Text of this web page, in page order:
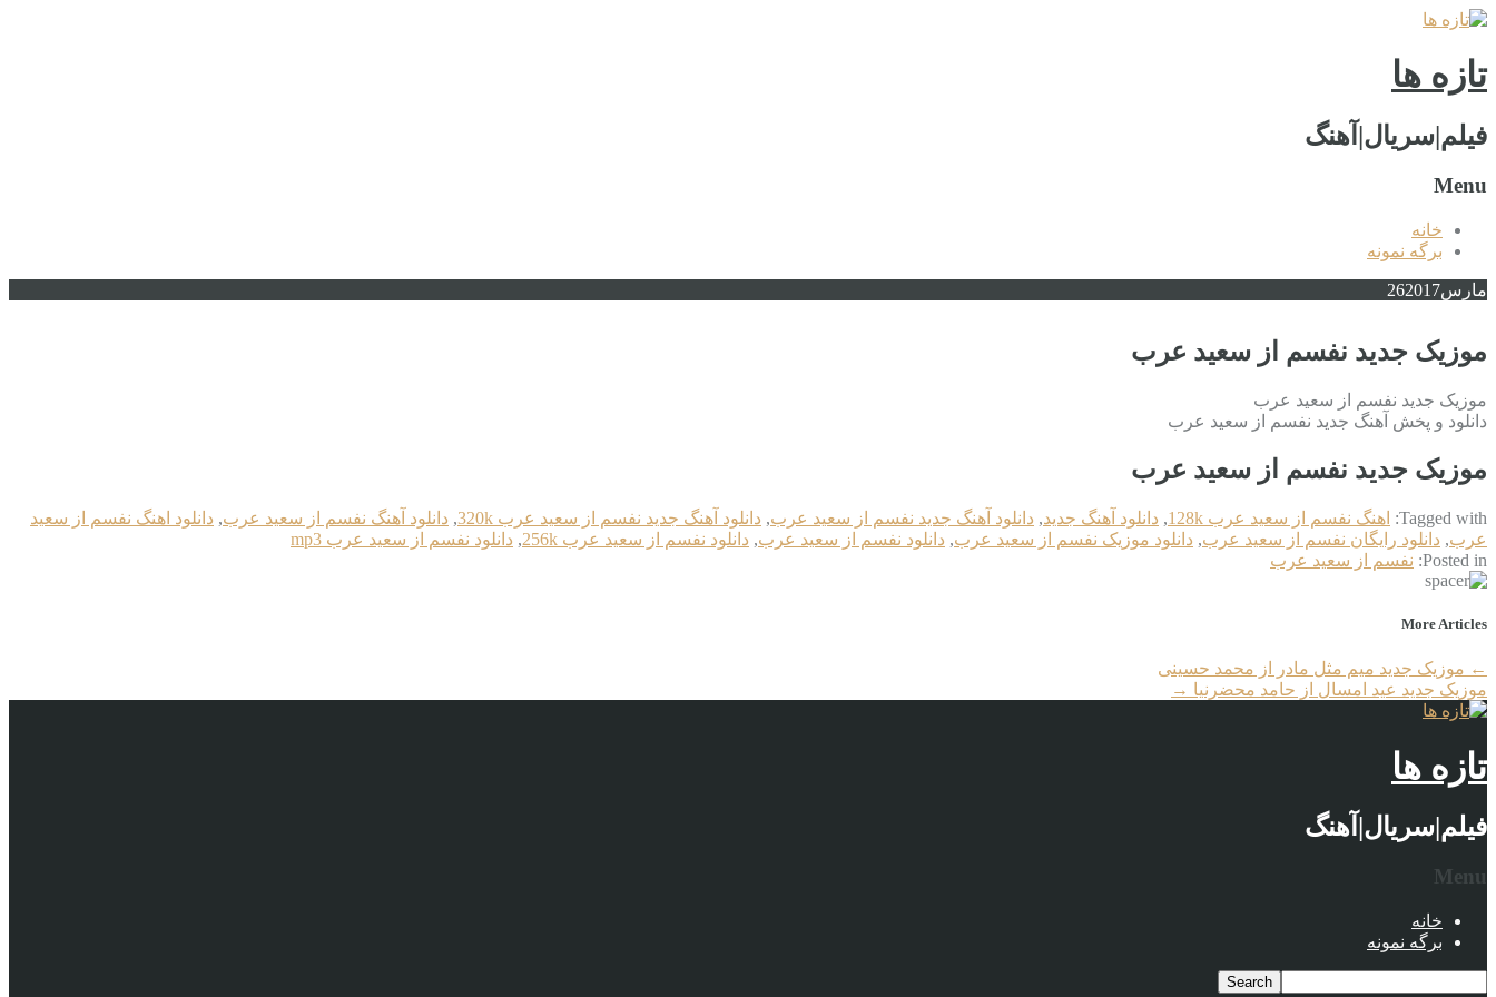
تازه ها
فیلم|سریال|آهنگ
Menu
خانه
برگه نمونه
مارس 262017
موزیک جدید نفسم از سعید عرب
موزیک جدید نفسم از سعید عرب
دانلود و پخش آهنگ جدید نفسم از سعید عرب
موزیک جدید نفسم از سعید عرب
Tagged with: اهنگ نفسم از سعید عرب 128k , دانلود آهنگ جدید, دانلود آهنگ جدید نفسم از سعید عرب, دانلود آهنگ جدید نفسم از سعید عرب 320k , دانلود آهنگ نفسم از سعید عرب, دانلود اهنگ نفسم از سعید
عرب, دانلود رایگان نفسم از سعید عرب, دانلود موزیک نفسم از سعید عرب, دانلود نفسم از سعید عرب, دانلود نفسم از سعید عرب 256k , دانلود نفسم از سعید عرب mp3
Posted in: نفسم از سعید عرب
More Articles
← موزیک جدید میم مثل مادر از محمد حسینی
موزیک جدید عید امسال از حامد محضرنیا →
تازه ها
فیلم|سریال|آهنگ
Menu
خانه
برگه نمونه